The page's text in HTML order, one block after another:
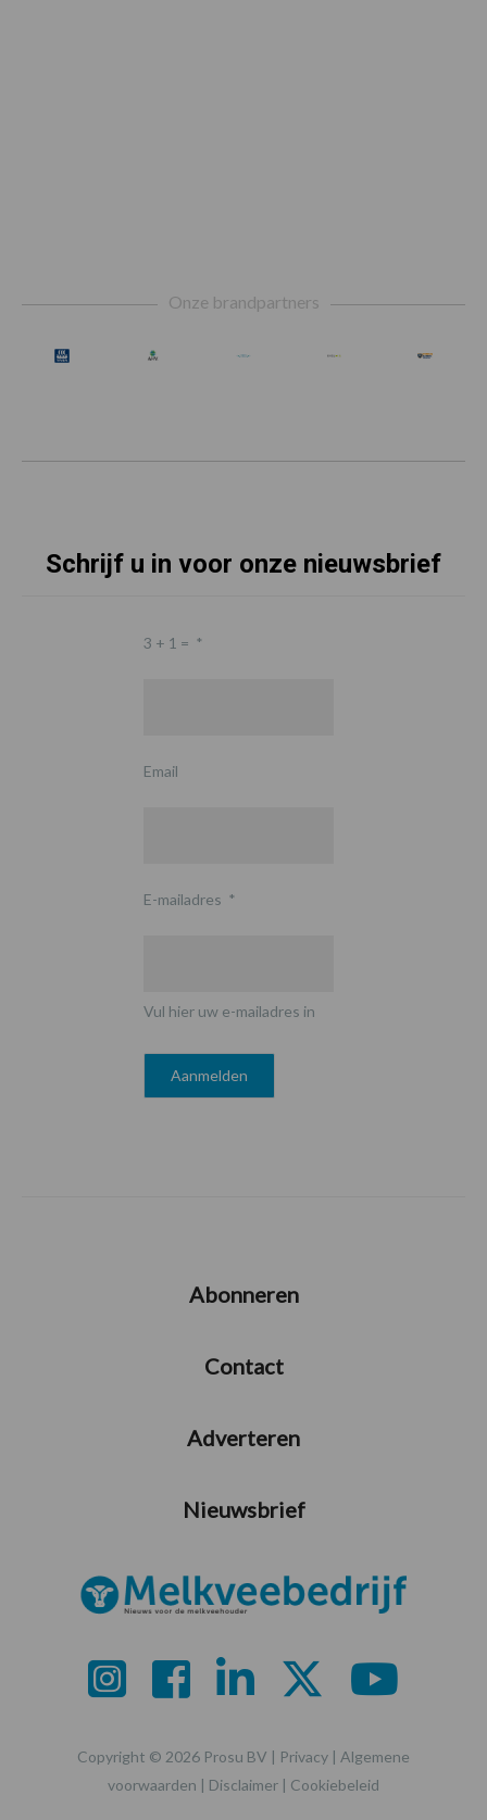
Onze brandpartners
Schrijf u in voor onze nieuwsbrief
3 + 1 = *
Email
E-mailadres *
Vul hier uw e-mailadres in
Abonneren
Contact
Adverteren
Nieuwsbrief
Copyright © 2026 Prosu BV | Privacy | Algemene
voorwaarden | Disclaimer | Cookiebeleid